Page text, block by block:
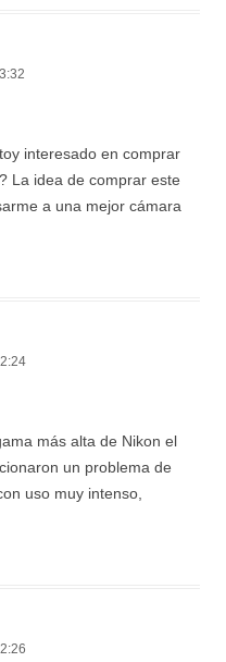
interesado en comprar
La idea de comprar este
a una mejor cámara
más alta de Nikon el
un problema de
uso muy intenso,